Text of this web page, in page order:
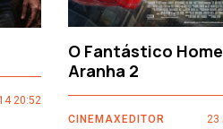
20:52
O Fantástico
Aranha 2
CINEMAXEDITOR 23